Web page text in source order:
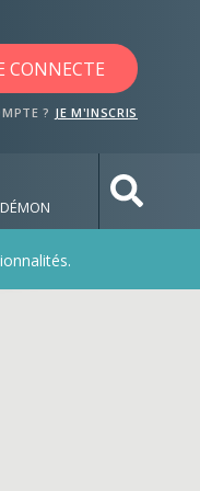
CONNECTE
? JE M'INSCRIS